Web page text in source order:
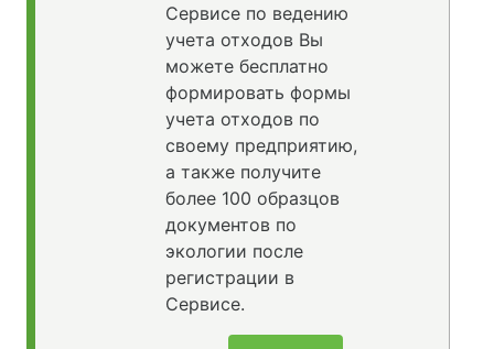
Сервисе по ведению
учета отходов Вы
можете бесплатно
формировать формы
учета отходов по
своему предприятию,
а также получите
более 100 образцов
документов по
экологии после
регистрации в
Сервисе.